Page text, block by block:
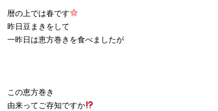
暦の上では春です
昨日豆まきをして
一昨日は恵方巻きを食べましたが
この恵方巻き
由来ってご存知ですか